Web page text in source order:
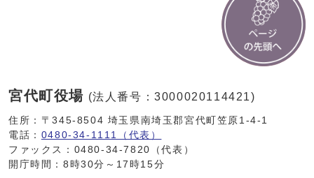
宮代町役場 (法人番号：3000020114421)
住所：〒345-8504 埼玉県南埼玉郡宮代町笠原1-4-1
電話： 0480-34-1111（代表）
ファックス：0480-34-7820（代表）
開庁時間：8時30分～17時15分